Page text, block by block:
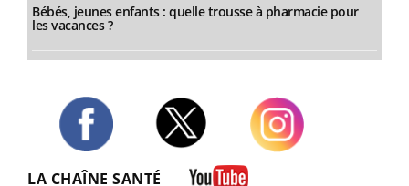
Bébés, jeunes enfants : quelle trousse à pharmacie pour
les vacances ?
LA CHAÎNE SANTÉ